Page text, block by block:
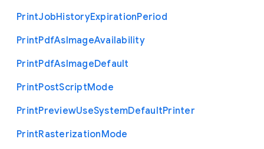
PrintJobHistoryExpirationPeriod
PrintPdfAsImageAvailability
PrintPdfAsImageDefault
PrintPostScriptMode
PrintPreviewUseSystemDefaultPrinter
PrintRasterizationMode